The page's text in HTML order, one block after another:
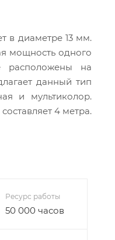
в диаметре 13 мм.
мощность одного
расположены на
данный тип
и мультиколор.
4 метра.
Ресурс работы
50 000 часов